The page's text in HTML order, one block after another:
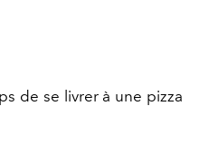
de se livrer à une pizza